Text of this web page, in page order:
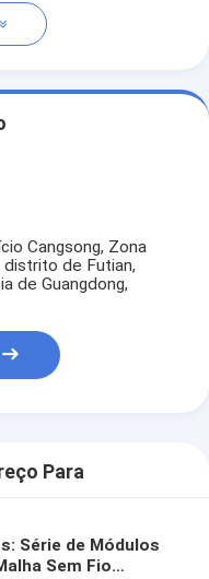
Cangsong, Zona
distrito de Futian,
de Guangdong,
Para
Série de Módulos
Sem Fio